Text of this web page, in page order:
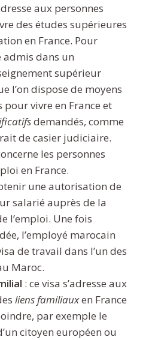
aux personnes
des études supérieures
en France. Pour
admis dans un
supérieur
l’on dispose de moyens
vivre en France et
demandés, comme
de casier judiciaire.
les personnes
en France.
une autorisation de
salarié auprès de la
l’emploi. Une fois
l’employé marocain
de travail dans l’un des
Maroc.
: ce visa s’adresse aux
liens familiauxen France
par exemple le
citoyen européen ou